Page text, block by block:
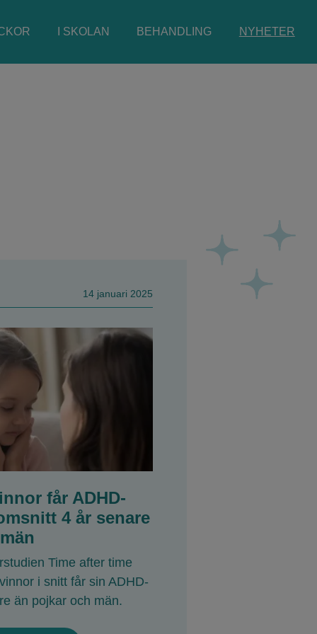
I SKOLAN BEHANDLING NYHETER
14 januari 2025
får ADHD-
4 år senare
Time after time
i snitt får sin ADHD-
än pojkar och män.